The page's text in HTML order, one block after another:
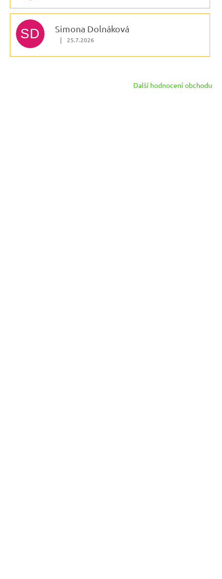
SD Simona Dolnáková
Hodnocení obchodu je 5 z 5 hvězdiček.
| 25.7.2026
Další hodnocení obchodu